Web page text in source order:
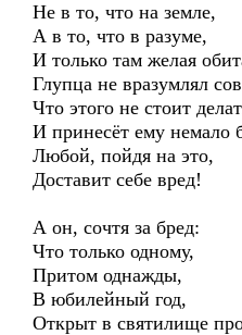
Не в то, что на земле,
А в то, что в разуме,
И только там желая
Глупца не вразумлял
Что этого не стоит
И принесёт ему немало
Любой, пойдя на это,
Доставит себе вред!
А он, сочтя за бред:
Что только одному,
Притом однажды,
В юбилейный год,
Открыт в святилище